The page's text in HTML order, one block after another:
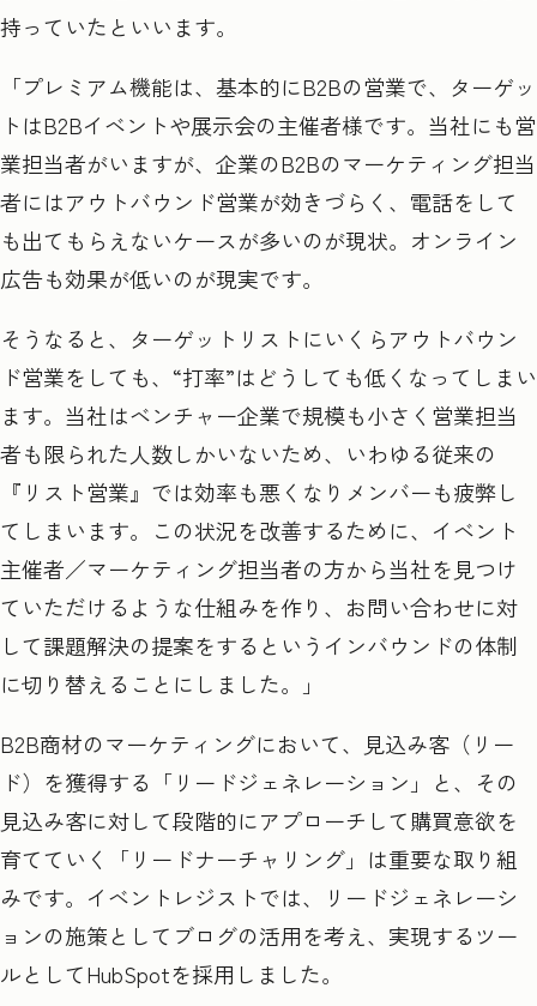
持っていたといいます。
「プレミアム機能は、基本的にB2Bの営業で、ターゲッ
トはB2Bイベントや展示会の主催者様です。当社にも営
業担当者がいますが、企業のB2Bのマーケティング担当
者にはアウトバウンド営業が効きづらく、電話をして
も出てもらえないケースが多いのが現状。オンライン
広告も効果が低いのが現実です。
そうなると、ターゲットリストにいくらアウトバウン
ド営業をしても、“打率”はどうしても低くなってしまい
ます。当社はベンチャー企業で規模も小さく営業担当
者も限られた人数しかいないため、いわゆる従来の
『リスト営業』では効率も悪くなりメンバーも疲弊し
てしまいます。この状況を改善するために、イベント
主催者／マーケティング担当者の方から当社を見つけ
ていただけるような仕組みを作り、お問い合わせに対
して課題解決の提案をするというインバウンドの体制
に切り替えることにしました。」
B2B商材のマーケティングにおいて、見込み客（リー
ド）を獲得する「リードジェネレーション」と、その
見込み客に対して段階的にアプローチして購買意欲を
育てていく「リードナーチャリング」は重要な取り組
みです。イベントレジストでは、リードジェネレーシ
ョンの施策としてブログの活用を考え、実現するツー
ルとしてHubSpotを採用しました。